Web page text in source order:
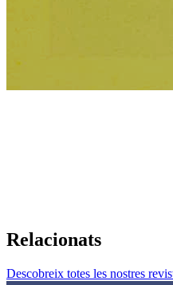
Relacionats
Descobreix totes les nostres